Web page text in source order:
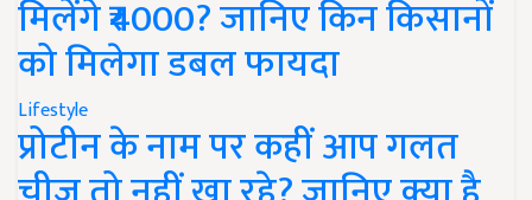
मिलेंगे ₹4000? जानिए किन किसानों
को मिलेगा डबल फायदा
Lifestyle
प्रोटीन के नाम पर कहीं आप गलत